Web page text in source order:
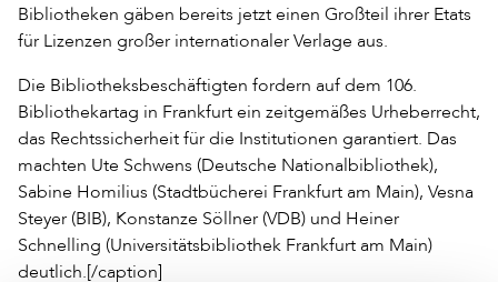
Bibliotheken gäben bereits jetzt einen Großteil ihrer Etats
für Lizenzen großer internationaler Verlage aus.
Die Bibliotheksbeschäftigten fordern auf dem 106.
Bibliothekartag in Frankfurt ein zeitgemäßes Urheberrecht,
das Rechtssicherheit für die Institutionen garantiert. Das
machten Ute Schwens (Deutsche Nationalbibliothek),
Sabine Homilius (Stadtbücherei Frankfurt am Main), Vesna
Steyer (BIB), Konstanze Söllner (VDB) und Heiner
Schnelling (Universitätsbibliothek Frankfurt am Main)
deutlich.[/caption]